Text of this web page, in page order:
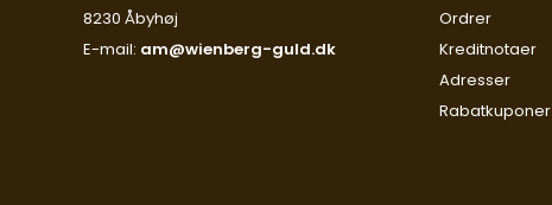
8230 Åbyhøj
E-mail: am@wienberg-guld.dk
Ordrer
Kreditnotaer
Adresser
Rabatkuponer